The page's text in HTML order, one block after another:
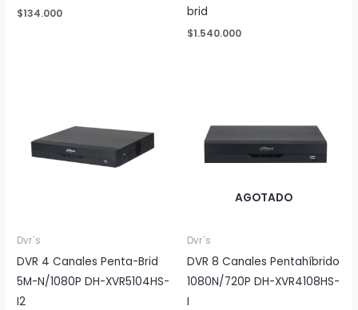
$134.000
brid
$1.540.000
Dvr´s
DVR 4 Canales Penta-Brid
5M-N/1080P DH-XVR5104HS-
I2
AGOTADO
Dvr´s
DVR 8 Canales Pentahíbrido
1080N/720P DH-XVR4108HS-
I